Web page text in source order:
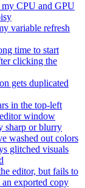
my CPU and GPU
variable refresh
time to start
clicking the
gets duplicated
in the top-left
window
sharp or blurry
washed out colors
glitched visuals
editor, but fails to
exported copy